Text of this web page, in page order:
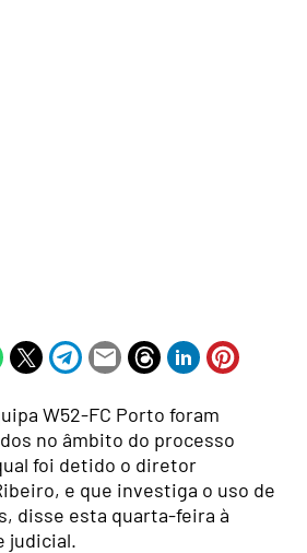
W52-FC Porto foram
no âmbito do processo
foi detido o diretor
e que investiga o uso de
disse esta quarta-feira à
judicial.